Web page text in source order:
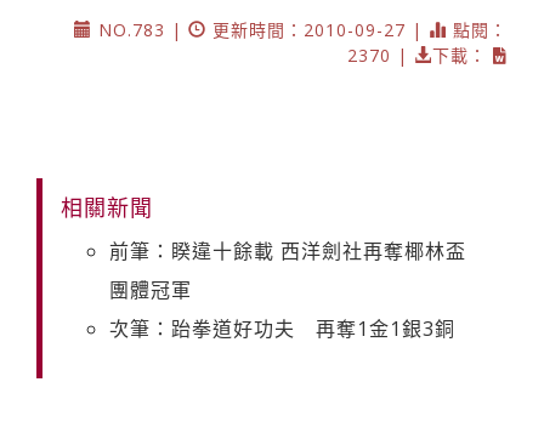
NO.783 |
更新時間：2010-09-27 |
點閱：
2370 |
下載：
相關新聞
前筆：睽違十餘載 西洋劍社再奪椰林盃
團體冠軍
次筆：跆拳道好功夫 再奪1金1銀3銅